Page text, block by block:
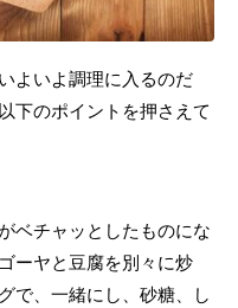
よいよ調理に入るのだ
下のポイントを押さえて
ベチャッとしたものにな
ーヤと豆腐を別々に炒
で、一緒にし、砂糖、し